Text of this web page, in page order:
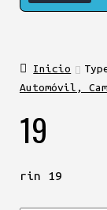
Inicio
Automóvil,
19
rin 19